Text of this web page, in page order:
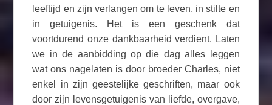
leeftijd en zijn verlangen om te leven, in stilte en
in getuigenis. Het is een geschenk dat
voortdurend onze dankbaarheid verdient. Laten
we in de aanbidding op die dag alles leggen
wat ons nagelaten is door broeder Charles, niet
enkel in zijn geestelijke geschriften, maar ook
door zijn levensgetuigenis van liefde, overgave,